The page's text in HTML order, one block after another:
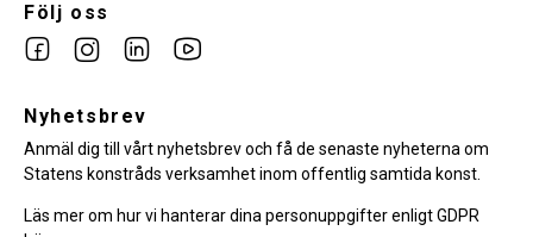
Följ oss
facebookinstagramLinkedin
Nyhetsbrev
Anmäl dig till vårt nyhetsbrev och få de senaste nyheterna om
Statens konstråds verksamhet inom offentlig samtida konst.
Läs mer om hur vi hanterar dina personuppgifter enligt GDPR